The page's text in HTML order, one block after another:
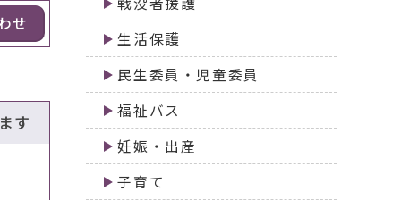
せ
す
生活保護
民生委員・児童委員
福祉バス
妊娠・出産
子育て